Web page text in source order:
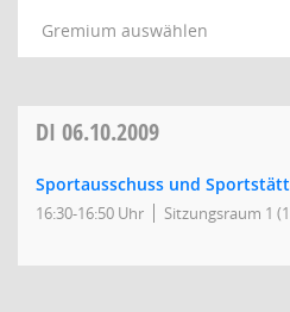
Gremium auswählen
DI 06.10.2009
Sportausschuss und
16:30-16:50 Uhr Sitzungsraum 1